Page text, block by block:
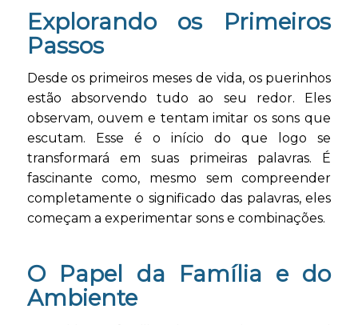
Explorando os Primeiros
Passos
Desde os primeiros meses de vida, os puerinhos
estão absorvendo tudo ao seu redor. Eles
observam, ouvem e tentam imitar os sons que
escutam. Esse é o início do que logo se
transformará em suas primeiras palavras. É
fascinante como, mesmo sem compreender
completamente o significado das palavras, eles
começam a experimentar sons e combinações.
O Papel da Família e do
Ambiente